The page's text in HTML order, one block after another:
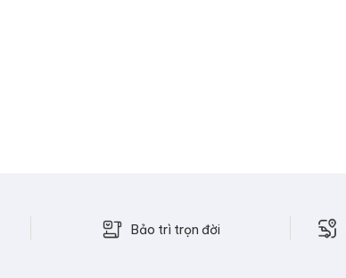
Bảo trì trọn đời